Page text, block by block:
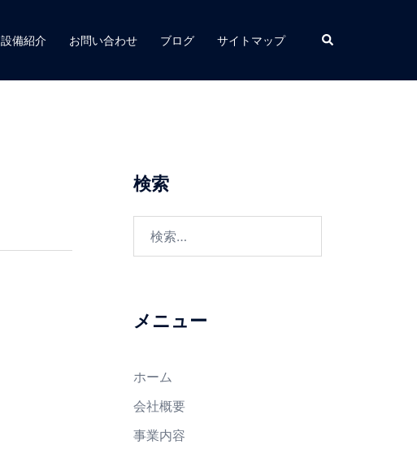
設備紹介 お問い合わせ ブログ サイトマップ
検
索
検索
メニュー
ホーム
会社概要
事業内容